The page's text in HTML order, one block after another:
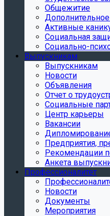
Общежитие
Активные
Социальная
Социально-
Выпускникам
Выпускникам
Новости
Объявления
Отчет о
Социальные
Центр карьеры
Вакансии
Предприятия,
Рекомендации
Анкета
Профессионалитет
Новости
Документы
Мероприятия